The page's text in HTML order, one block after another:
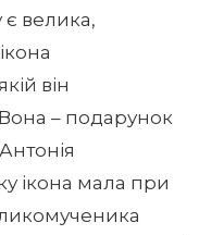
велика,
він
– подарунок
ікона мала при